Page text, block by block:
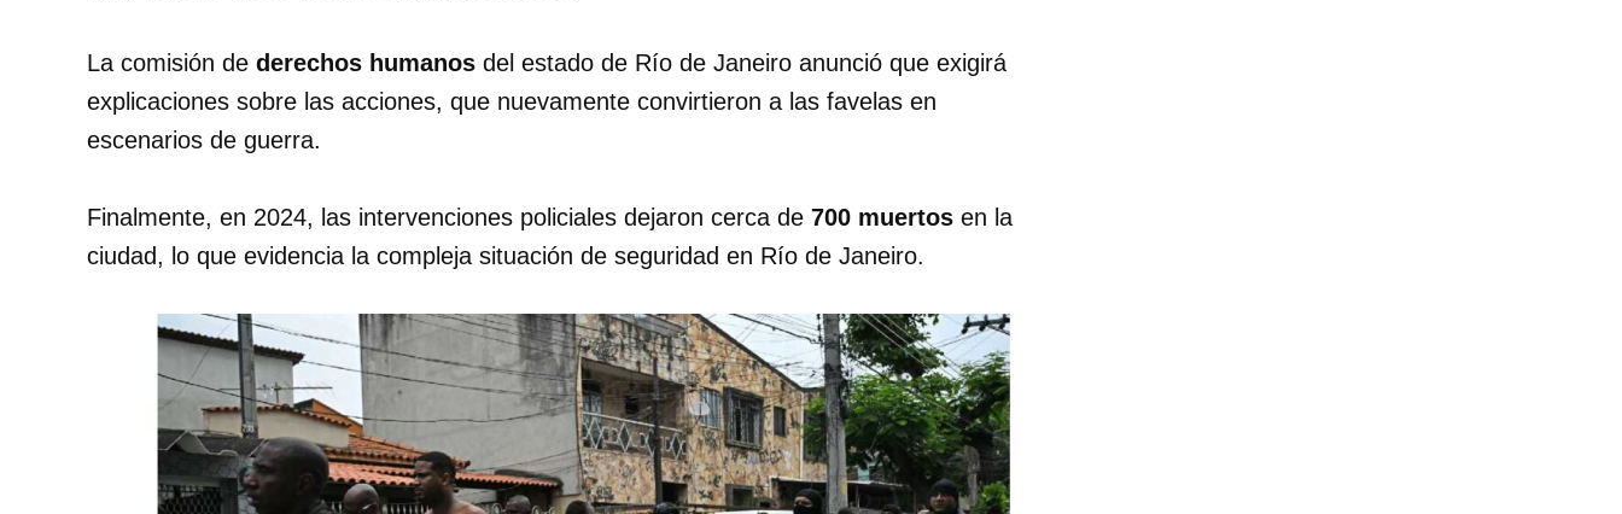
La comisión de derechos humanos del estado de Río de Janeiro anunció que exigirá
explicaciones sobre las acciones, que nuevamente convirtieron a las favelas en
escenarios de guerra.
Finalmente, en 2024, las intervenciones policiales dejaron cerca de 700 muertos en la
ciudad, lo que evidencia la compleja situación de seguridad en Río de Janeiro.